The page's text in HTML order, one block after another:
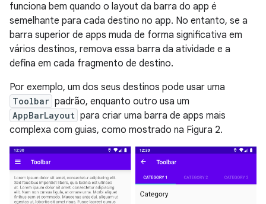
funciona bem quando o layout da barra do app é
semelhante para cada destino no app. No entanto, se a
barra superior de apps muda de forma significativa em
vários destinos, remova essa barra da atividade e a
defina em cada fragmento de destino.
Por exemplo, um dos seus destinos pode usar uma
Toolbar padrão, enquanto outro usa um
AppBarLayout para criar uma barra de apps mais
complexa com guias, como mostrado na Figura 2.